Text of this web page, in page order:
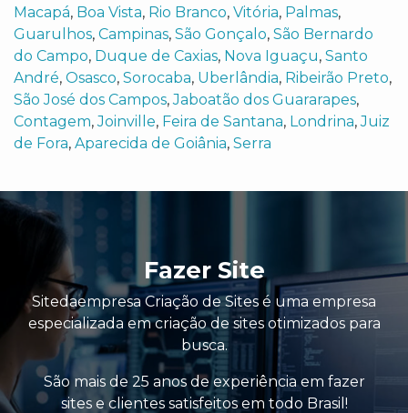
Macapá, Boa Vista, Rio Branco, Vitória, Palmas,
Guarulhos, Campinas, São Gonçalo, São Bernardo
do Campo, Duque de Caxias, Nova Iguaçu, Santo
André, Osasco, Sorocaba, Uberlândia, Ribeirão Preto,
São José dos Campos,Jaboatão dos Guararapes,
Contagem,Joinville, Feira de Santana, Londrina,Juiz
de Fora, Aparecida de Goiânia, Serra
Fazer Site
Sitedaempresa Criação de Sites é uma empresa
especializada em criação de sites otimizados para
busca.
São mais de 25 anos de experiência em fazer
sites e clientes satisfeitos em todo Brasil!